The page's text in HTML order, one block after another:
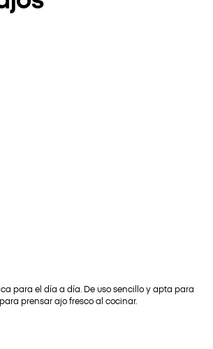
para el día a día. De uso sencillo y apta para
prensar ajo fresco al cocinar.